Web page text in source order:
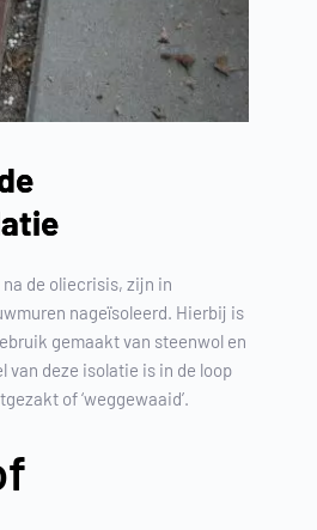
de oliecrisis, zijn in
nageïsoleerd. Hierbij is
gemaakt van steenwol en
van deze isolatie is in de loop
of ‘weggewaaid’.